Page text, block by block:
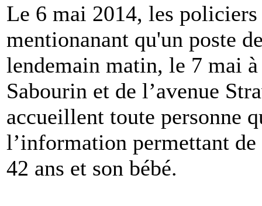
Le 6 mai 2014, les
mentionanant qu'un poste
lendemain matin, le 7 mai
Sabourin et de l’avenue
accueillent toute personne
l’information permettant
42 ans et son bébé.